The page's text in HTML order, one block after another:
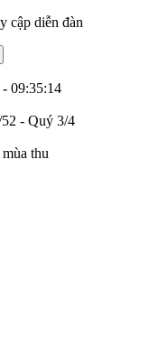
cập diễn đàn
09:35:14
- Quý 3/4
thu